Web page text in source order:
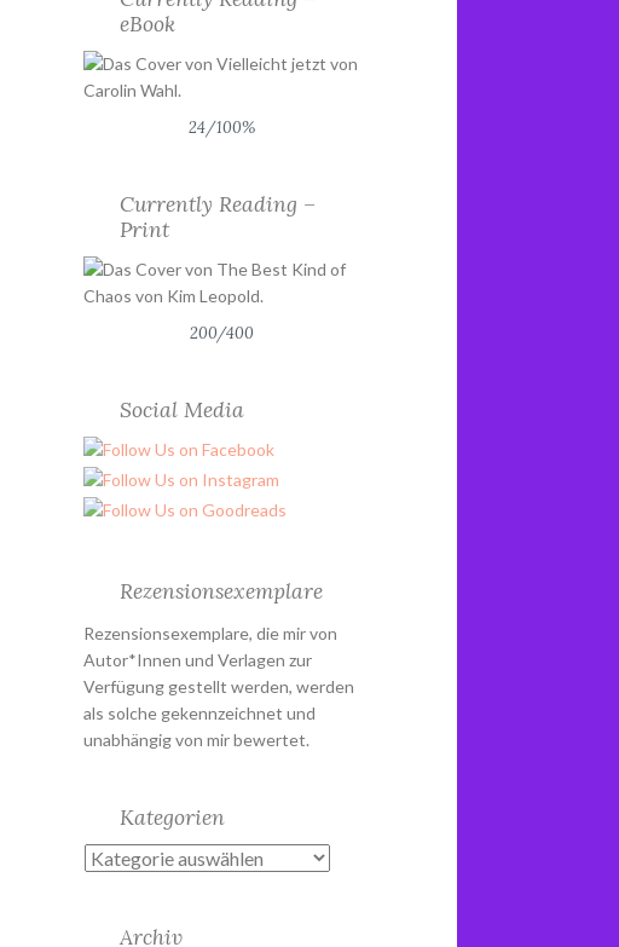
eBook
24/100%
Currently Reading –
Print
200/400
Social Media
Rezensionsexemplare
Rezensionsexemplare, die mir von
Autor*Innen und Verlagen zur
Verfügung gestellt werden, werden
als solche gekennzeichnet und
unabhängig von mir bewertet.
Kategorien
Kategorien
Archiv